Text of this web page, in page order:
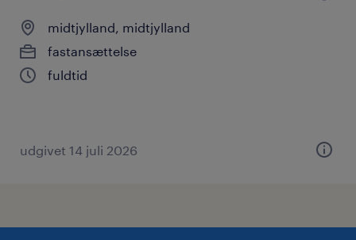
midtjylland, midtjylland
fastansættelse
fuldtid
udgivet 14 juli 2026